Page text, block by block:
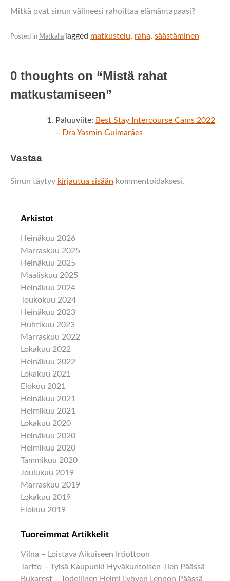
Mitkä ovat sinun välineesi rahoittaa elämäntapaasi?
Posted in MatkallaTagged matkustelu, raha, säästäminen
0 thoughts on “Mistä rahat
matkustamiseen”
Paluuviite: Best Stay Intercourse Cams 2022
– Dra Yasmin Guimarães
Vastaa
Sinun täytyy kirjautua sisään kommentoidaksesi.
Arkistot
Heinäkuu 2026
Marraskuu 2025
Heinäkuu 2025
Maaliskuu 2025
Heinäkuu 2024
Toukokuu 2024
Heinäkuu 2023
Huhtikuu 2023
Marraskuu 2022
Lokakuu 2022
Heinäkuu 2022
Lokakuu 2021
Elokuu 2021
Heinäkuu 2021
Helmikuu 2021
Lokakuu 2020
Heinäkuu 2020
Helmikuu 2020
Tammikuu 2020
Joulukuu 2019
Marraskuu 2019
Lokakuu 2019
Elokuu 2019
Tuoreimmat Artikkelit
Vilna – Loistava Aikuiseen Irtiottoon
Tartto – Tylsä Kaupunki Hyväkuntoisen Tien Päässä
Bukarest – Todellinen Helmi Lyhyen Lennon Päässä